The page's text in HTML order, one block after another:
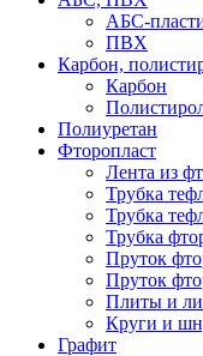
АБС-
ПВХ
Карбон,
Карбон
Полиуретан
Фторопласт
Лента из
Трубка
Трубка
Трубка
Пруток
Пруток
Плиты и
Круги и
Графит